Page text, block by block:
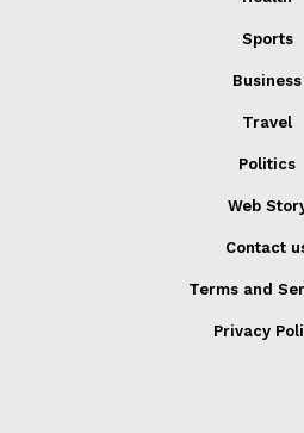
Sports
Business
Travel
Politics
Web
Contact
Terms and
Privacy